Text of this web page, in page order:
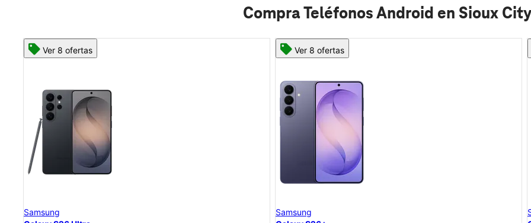
Compra Teléfonos Android en Sioux
Ver 8 ofertas
Samsung
Ver 8 ofertas
Samsung